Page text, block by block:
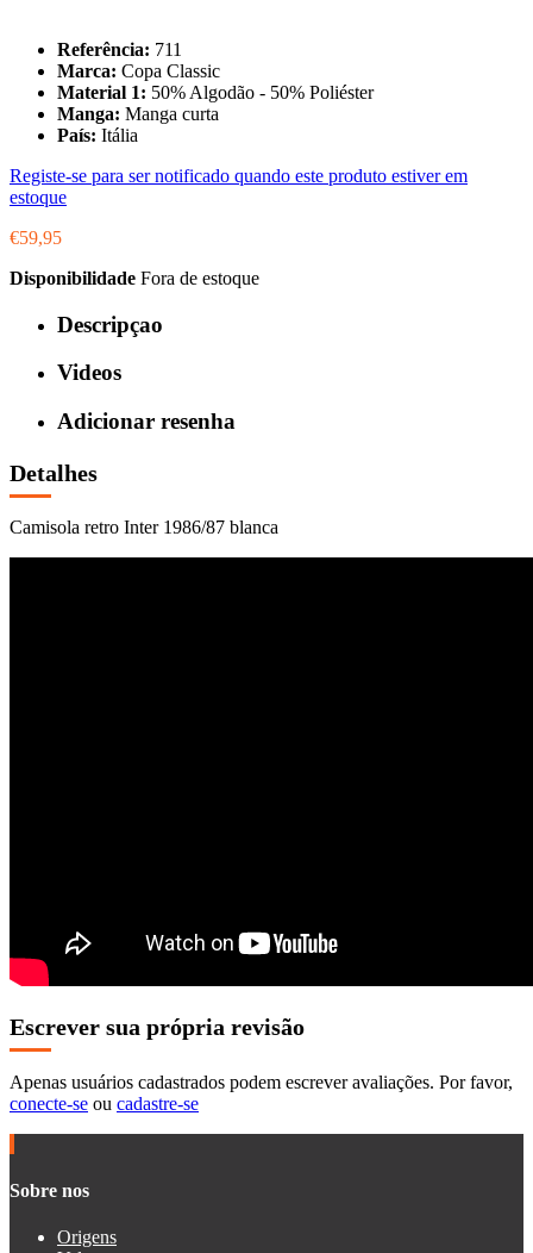
Referência: 711
Marca: Copa Classic
Material 1: 50% Algodão - 50% Poliéster
Manga: Manga curta
País: Itália
Registe-se para ser notificado quando este produto estiver em
estoque
€59,95
Disponibilidade Fora de estoque
Descripçao
Videos
Adicionar resenha
Detalhes
Camisola retro Inter 1986/87 blanca
Escrever sua própria revisão
Apenas usuários cadastrados podem escrever avaliações. Por favor,
conecte-se ou cadastre-se
Sobre nos
Origens